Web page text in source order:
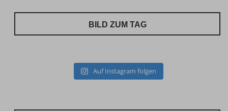
BILD ZUM TAG
Auf Instagram folgen